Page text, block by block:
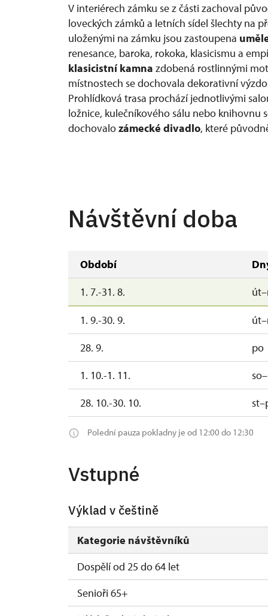
V interiérech zámku se z části zachoval
loveckých zámků a letních sídel šlechty na
uloženými na zámku jsou zastoupena
renesance, baroka, rokoka, klasicismu a
klasicistní kamna zdobená rostlinnými
místnostech se dochovala dekorativní
Prohlídková trasa prochází jednotlivými
ložnice, kulečníkového sálu nebo knihovnu
dochovalozámecké divadlo, které
Návštěvní doba
Období
1. 7.-31. 8.
1. 9.-30. 9.
28. 9.
po
1. 10.-1. 11.
28. 10.-30. 10.
Polední pauza pokladny je od 12:00 do 12:30
Vstupné
Výklad v češtině
Kategorie návštěvníků
Dospělí od 25 do 64 let
Senioři 65+